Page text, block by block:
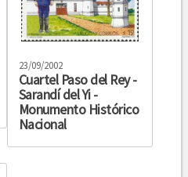
23/09/2002
Cuartel Paso del Rey -
Sarandí del Yi -
Monumento Histórico
Nacional